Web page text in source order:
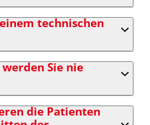
technischen
Sie nie
die Patienten